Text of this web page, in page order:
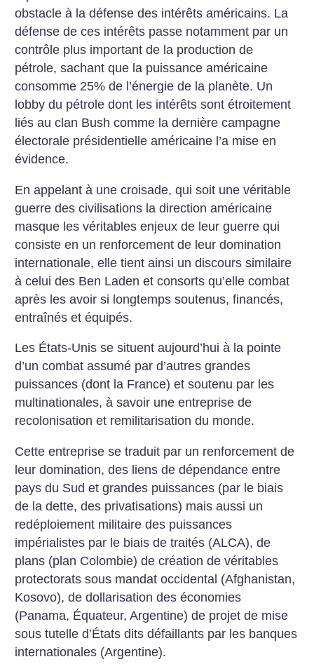
obstacle à la défense des intérêts américains. La
défense de ces intérêts passe notamment par un
contrôle plus important de la production de
pétrole, sachant que la puissance américaine
consomme 25% de l’énergie de la planète. Un
lobby du pétrole dont les intérêts sont étroitement
liés au clan Bush comme la dernière campagne
électorale présidentielle américaine l’a mise en
évidence.
En appelant à une croisade, qui soit une véritable
guerre des civilisations la direction américaine
masque les véritables enjeux de leur guerre qui
consiste en un renforcement de leur domination
internationale, elle tient ainsi un discours similaire
à celui des Ben Laden et consorts qu’elle combat
après les avoir si longtemps soutenus, financés,
entraînés et équipés.
Les États-Unis se situent aujourd’hui à la pointe
d’un combat assumé par d’autres grandes
puissances (dont la France) et soutenu par les
multinationales, à savoir une entreprise de
recolonisation et remilitarisation du monde.
Cette entreprise se traduit par un renforcement de
leur domination, des liens de dépendance entre
pays du Sud et grandes puissances (par le biais
de la dette, des privatisations) mais aussi un
redéploiement militaire des puissances
impérialistes par le biais de traités (ALCA), de
plans (plan Colombie) de création de véritables
protectorats sous mandat occidental (Afghanistan,
Kosovo), de dollarisation des économies
(Panama, Équateur, Argentine) de projet de mise
sous tutelle d’États dits défaillants par les banques
internationales (Argentine).